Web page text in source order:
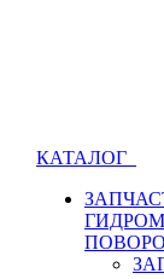
КАТАЛОГ